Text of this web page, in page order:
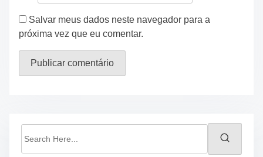
Salvar meus dados neste navegador para a
próxima vez que eu comentar.
e